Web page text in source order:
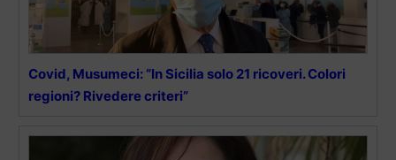
Covid, Musumeci: “In Sicilia solo 21 ricoveri. Colori
regioni? Rivedere criteri”